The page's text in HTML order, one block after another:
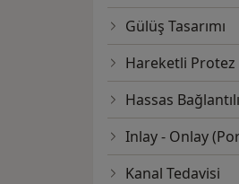
Gülüş Tasarımı
Hareketli Protez
Hassas
Inlay - Onlay
Kanal Tedavisi